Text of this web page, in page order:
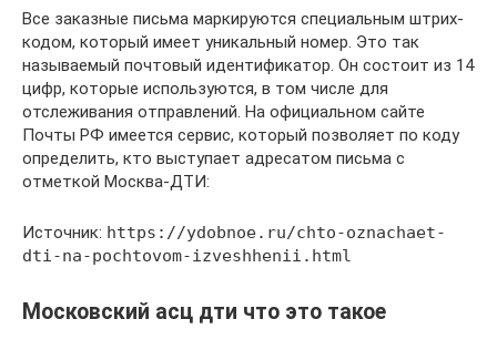
Все заказные письма маркируются специальным штрих-
кодом, который имеет уникальный номер. Это так
называемый почтовый идентификатор. Он состоит из 14
цифр, которые используются, в том числе для
отслеживания отправлений. На официальном сайте
Почты РФ имеется сервис, который позволяет по коду
определить, кто выступает адресатом письма с
отметкой Москва-ДТИ:
Источник: https://ydobnoe.ru/chto-oznachaet-
dti-na-pochtovom-izveshhenii.html
Московский асц дти что это такое